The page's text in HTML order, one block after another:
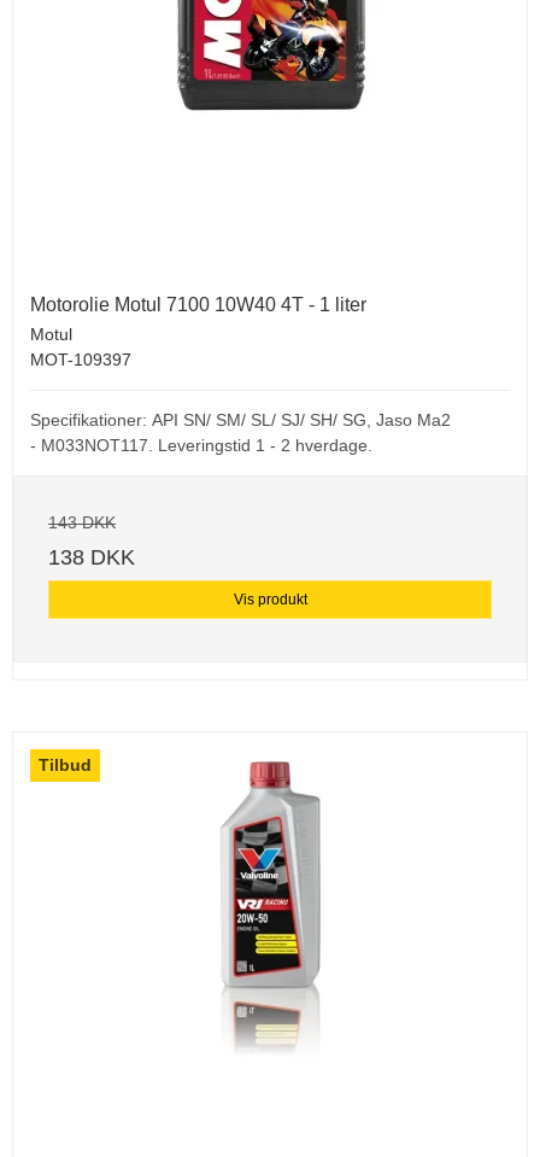
Motorolie Motul 7100 10W40 4T - 1 liter
Motul
MOT-109397
Specifikationer: API SN/ SM/ SL/ SJ/ SH/ SG, Jaso Ma2
- M033NOT117. Leveringstid 1 - 2 hverdage.
143 DKK
138 DKK
Vis produkt
Tilbud